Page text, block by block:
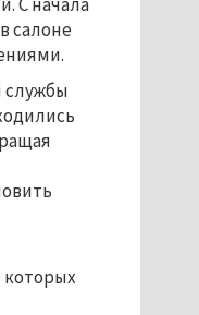
салоне
службы
которых